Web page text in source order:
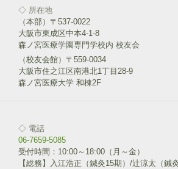
◇ 所在地
（本部）〒537-0022
大阪市東成区中本4-1-8
森ノ宮医療学園専門学校内 校友会
（校友会館）〒559-0034
大阪市住之江区南港北1丁目28-9
森ノ宮医療大学 和棟2F
◇ 電話
06-7659-5085
受付時間：10:00～18:00（月～金）
【総務】入江浩正（鍼灸15期）/辻涼太（鍼